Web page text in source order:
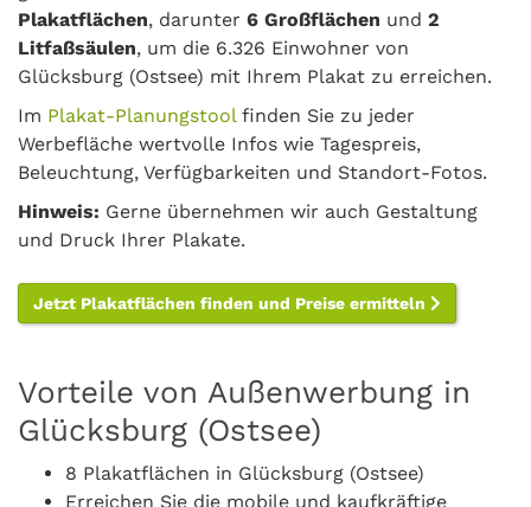
Plakatflächen, darunter 6 Großflächen und 2
Litfaßsäulen, um die 6.326 Einwohner von
Glücksburg (Ostsee) mit Ihrem Plakat zu erreichen.
Im Plakat-Planungstoolfinden Sie zu jeder
Werbefläche wertvolle Infos wie Tagespreis,
Beleuchtung, Verfügbarkeiten und Standort-Fotos.
Hinweis: Gerne übernehmen wir auch Gestaltung
und Druck Ihrer Plakate.
Jetzt Plakatflächen finden und Preise ermitteln
Vorteile von Außenwerbung in
Glücksburg (Ostsee)
8 Plakatflächen in Glücksburg (Ostsee)
Erreichen Sie die mobile und kaufkräftige